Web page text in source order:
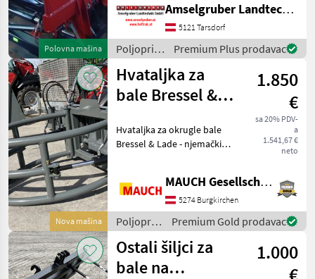
Polovna mašina
180 cm. An Gelenken
abschmierbar. Mit Euro
Aufnahme. Der Ballengrei
Amselgruber Landtechnik GmbH
5121 Tarsdorf
Poljoprivredni
motorni
strojevi /
Dominator
Premium Plus prodavac
Nova mašina
Hvataljka za
bale Bressel &
priključkom
PONUDA
1.850
€
sa 20% PDV-
a
1.541,67 €
neto
Hvataljka za okrugle bale
Bressel & Lade - njemački
Kompaktna hvataljka za
bale s vrlo kratkim
prednjim prepustom • Robu
MAUCH Gesellschaft m.b.H. & Co.KG
5274 Burgkirchen
Poljoprivredni
motorni
strojevi /
Bressel &
Premium Gold prodavac
Ostali šiljci za
bale na
1.000